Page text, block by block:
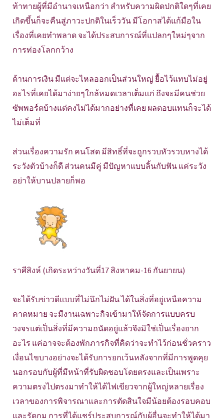
ท้าทายผู้ที่มีอำนาจเหนือกว่า สำหรับความผิดปกติใดๆที่เคย
เกิดขึ้นก็จะคืนสู่ภาวะปกติในเร็ววัน มีโอกาสได้แก้มือใน
เรื่องที่เคยทำพลาด จะได้ประสบการณ์ที่แปลกๆใหม่ๆจาก
การท่องโลกกว้าง
ด้านการเงิน มีแต่จะไหลออกเป็นส่วนใหญ่ ยื้อไว้แทบไม่อยู่
อะไรที่เคยได้มาง่ายๆใกล้หมดเวลาเต็มแก่ ถึงจะมีคนช่วย
ซัพพอร์ตบ้างแต่คงไม่ได้มากอย่างที่เคย ผลตอบแทนก็จะได้
ไม่เต็มที่
ส่วนเรื่องความรัก คนโสด มีสิทธิ์ที่จะถูกรวบหัวรวบหางได้
ระวังตัวบ้างก็ดี ส่วนคนมีคู่ มีปัญหาแบบลิ้นกับฟัน แค่ระวัง
อย่าให้บานปลายก็พอ
ราศีสิงห์ (เกิดระหว่างวันที่17 สิงหาคม-16 กันยายน)
จะได้รับข่าวดีแบบที่ไม่นึกไม่ฝัน ได้ในสิ่งที่อยู่เหนือความ
คาดหมาย จะมีงานเฉพาะกิจเข้ามาให้จัดการแบบครบ
วงจรแต่เป็นสิ่งที่มีความถนัดอยู่แล้วจึงมิใช่เป็นเรื่องยาก
อะไร แค่อาจจะต้องพักภารกิจที่คิดว่าจะทำไว้ก่อนชั่วคราว
เงื่อนไขบางอย่างจะได้รับการยกเว้นหลังจากที่มีการพูดคุย
นอกรอบกับผู้ที่มีหน้าที่รับผิดชอบโดยตรงและเป็นเพราะ
ความตรงไปตรงมาทำให้ได้ไฟเขียวจากผู้ใหญ่หลายเรื่อง
เวลาของการพิจารณาและการตัดสินใจมีน้อยต้องรอบคอบ
และรัดกุม การที่ได้แชร์ประสบการณ์กับผู้อื่นจะทำให้ได้มา